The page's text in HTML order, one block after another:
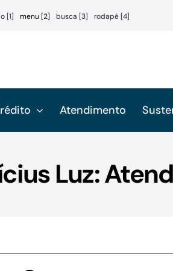
[1] menu [2] busca [3] rodapé [4]
Atendimento
Luz: